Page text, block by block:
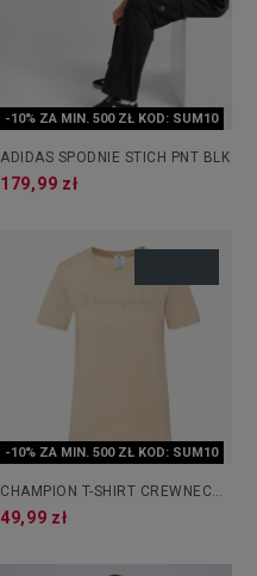
-10% ZA MIN. 500 ZŁ KOD: SUM10
ADIDAS SPODNIE STICH PNT BLK
179,99 zł
-10% ZA MIN. 500 ZŁ KOD: SUM10
CHAMPION T-SHIRT CREWNECK
T-SHIRT
49,99 zł